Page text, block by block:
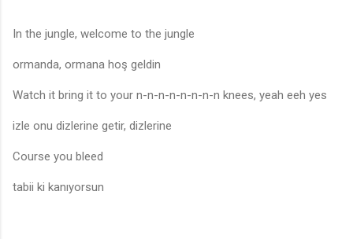
In the jungle, welcome to the jungle
ormanda, ormana hoş geldin
Watch it bring it to your n-n-n-n-n-n-n-n knees, yeah eeh yes
izle onu dizlerine getir, dizlerine
Course you bleed
tabii ki kanıyorsun